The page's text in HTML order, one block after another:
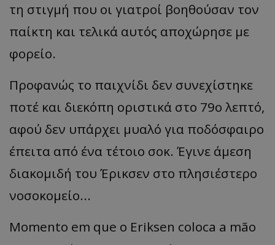
τη στιγμή που οι γιατροί βοηθούσαν τον
παίκτη και τελικά αυτός αποχώρησε με
φορείο.
Προφανώς το παιχνίδι δεν συνεχίστηκε
ποτέ και διεκόπη οριστικά στο 79ο λεπτό,
αφού δεν υπάρχει μυαλό για ποδόσφαιρο
έπειτα από ένα τέτοιο σοκ. Έγινε άμεση
διακομιδή του Έρικσεν στο πλησιέστερο
νοσοκομείο...
Momento em que o Eriksen coloca a mão